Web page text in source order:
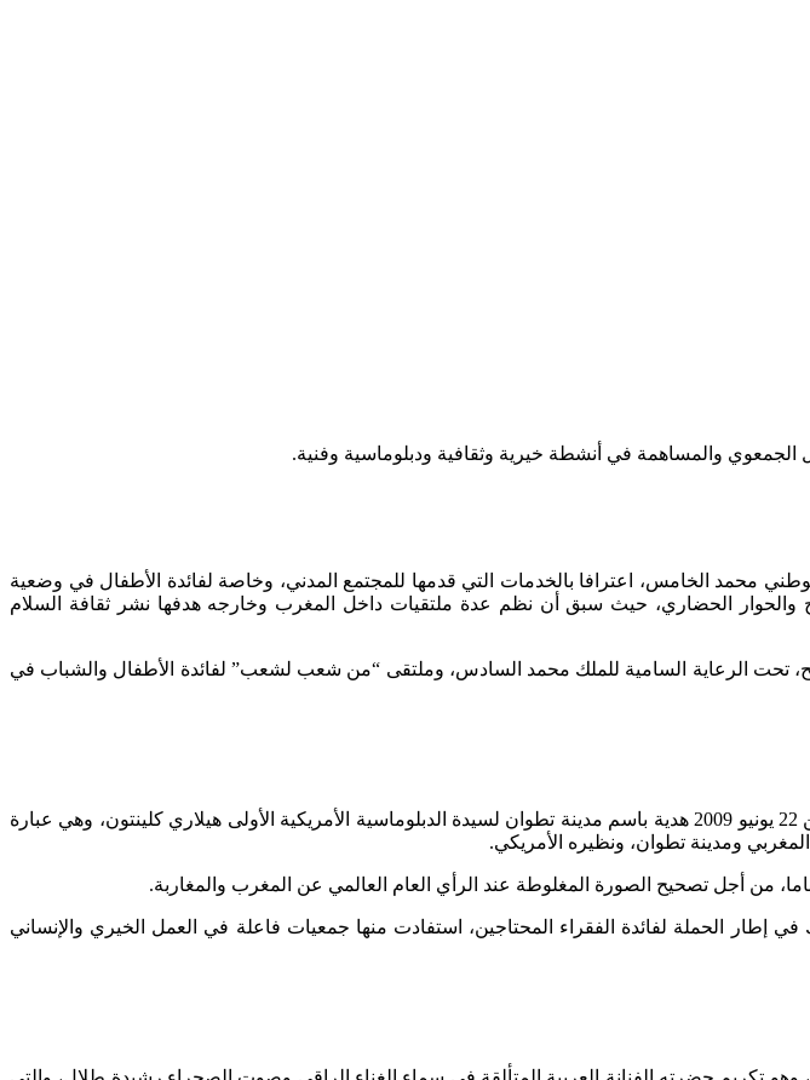
والمساهمة في أنشطة خيرية وثقافية ودبلوماسية وفنية.
موضع تكريم من لدن الوكالة الأمريكية للتنمية الدولية، سنة 2010 بالمسرح الوطني محمد الخامس، اعترافا بالخدمات التي قدمها للمجتمع المدني، وخاصة لفائدة الأطفال في وضعية
والحوار الحضاري، حيث سبق أن نظم عدة ملتقيات داخل المغرب وخارجه هدفها نشر ثقافة السلام
تحت الرعاية السامية للملك محمد السادس، وملتقى “من شعب لشعب” لفائدة الأطفال والشباب في
وفي إطار تفعيل الدبلوماسية الموازية قدم سعيد المجاهد، بوزارة الخارجية الأمريكية بواشنطن، يوم الاثنين 22 يونيو 2009 هدية باسم مدينة تطوان لسيدة الدبلوماسية الأمريكية الأولى هيلاري كلينتون، وهي عبارة
ومدينة تطوان، ونظيره الأمريكي.
من أجل تصحيح الصورة المغلوطة عند الرأي العام العالمي عن المغرب والمغاربة.
الحملة لفائدة الفقراء المحتاجين، استفادت منها جمعيات فاعلة في العمل الخيري والإنساني